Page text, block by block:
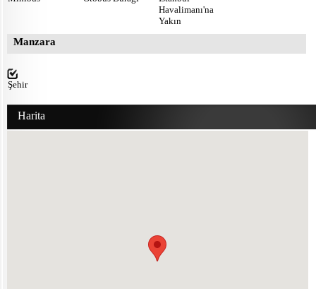
Havalimanı'na
Yakın
Manzara
Şehir
Harita